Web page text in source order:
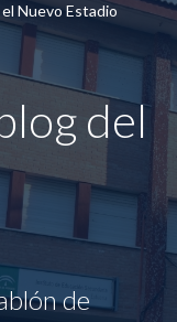
Nuevo Estadio
del
de